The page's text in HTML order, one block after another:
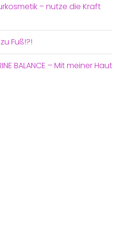
– nutze die Kraft
Fuß!?!
BALANCE – Mit meiner Haut